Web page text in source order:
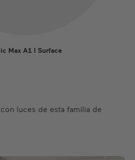
Max A1 I Surface
luces de esta familia de